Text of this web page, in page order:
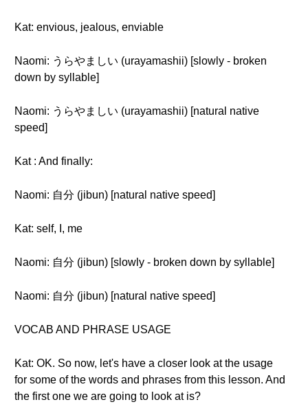
Kat: envious, jealous, enviable
Naomi: うらやましい (urayamashii) [slowly - broken
down by syllable]
Naomi: うらやましい (urayamashii) [natural native
speed]
Kat : And finally:
Naomi: 自分 (jibun) [natural native speed]
Kat: self, I, me
Naomi: 自分 (jibun) [slowly - broken down by syllable]
Naomi: 自分 (jibun) [natural native speed]
VOCAB AND PHRASE USAGE
Kat: OK. So now, let's have a closer look at the usage
for some of the words and phrases from this lesson. And
the first one we are going to look at is?